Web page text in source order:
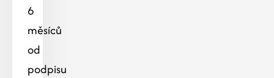
6
měsíců
od
podpisu